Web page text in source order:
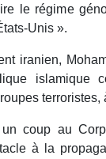
le régime
Unis ».
iranien,
islamique
terroristes,
coup au
à la